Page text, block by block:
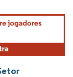
conforme CC BY 4.0.